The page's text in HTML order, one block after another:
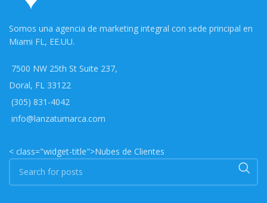
Somos una agencia de marketing integral con sede principal en
Miami FL, EE.UU.
7500 NW 25th St Suite 237,
Doral, FL 33122
(305) 831-4042
info@lanzatumarca.com
< class="widget-title">Nubes de Clientes